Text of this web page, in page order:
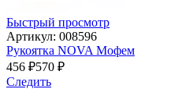
Быстрый просмотр
Артикул: 008596
Рукоятка NOVA Мофем
456 ₽570 ₽
Следить